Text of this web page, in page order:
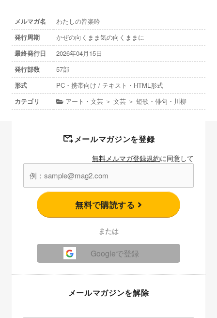
メルマガ名
わたしの皆楽吟
発行周期
かぜの向くまま気の向くままに
最終発行日
2026年04月15日
発行部数
57部
形式
PC・携帯向け / テキスト・HTML形式
カテゴリ
アート・文芸 ＞ 文芸 ＞ 短歌・俳句・川柳
メールマガジンを登録
無料メルマガ登録規約に同意して
無料で購読する
または
Googleで登録
メールマガジンを解除